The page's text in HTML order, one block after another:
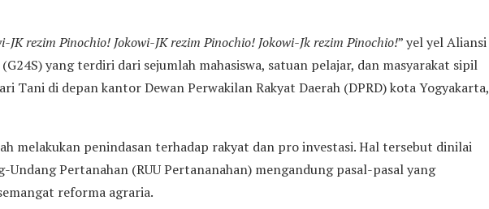
JK rezim Pinochio! Jokowi-JK rezim Pinochio! Jokowi-Jk rezim Pinochio!” yel yel Aliansi
yang terdiri dari sejumlah mahasiswa, satuan pelajar, dan masyarakat sipil
Tani di depan kantor Dewan Perwakilan Rakyat Daerah (DPRD) kota Yogyakarta,
melakukan penindasan terhadap rakyat dan pro investasi. Hal tersebut dinilai
Undang Pertanahan (RUU Pertananahan) mengandung pasal-pasal yang
reforma agraria.